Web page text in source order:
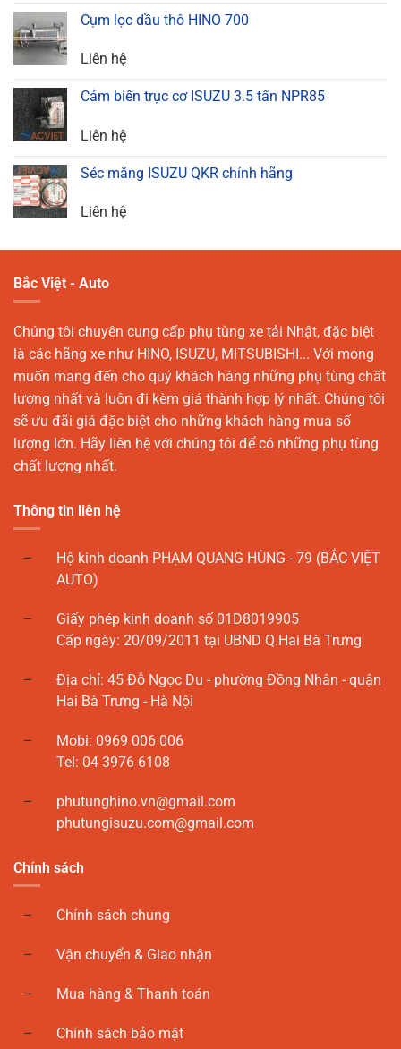
Cụm lọc dầu thô HINO 700
Liên hệ
Cảm biến trục cơ ISUZU 3.5 tấn NPR85
Liên hệ
Séc măng ISUZU QKR chính hãng
Liên hệ
Bắc Việt - Auto
Chúng tôi chuyên cung cấp phụ tùng xe tải Nhật, đặc biệt
là các hãng xe như HINO, ISUZU, MITSUBISHI... Với mong
muốn mang đến cho quý khách hàng những phụ tùng chất
lượng nhất và luôn đi kèm giá thành hợp lý nhất. Chúng tôi
sẽ ưu đãi giá đặc biệt cho những khách hàng mua số
lượng lớn. Hãy liên hệ với chúng tôi để có những phụ tùng
chất lượng nhất.
Thông tin liên hệ
Hộ kinh doanh PHẠM QUANG HÙNG - 79 (BẮC VIỆT
AUTO)
Giấy phép kinh doanh số 01D8019905
Cấp ngày: 20/09/2011 tại UBND Q.Hai Bà Trưng
Địa chỉ: 45 Đỗ Ngọc Du - phường Đồng Nhân - quận
Hai Bà Trưng - Hà Nội
Mobi: 0969 006 006
Tel: 04 3976 6108
phutunghino.vn@gmail.com
phutungisuzu.com@gmail.com
Chính sách
Chính sách chung
Vận chuyển & Giao nhận
Mua hàng & Thanh toán
Chính sách bảo mật